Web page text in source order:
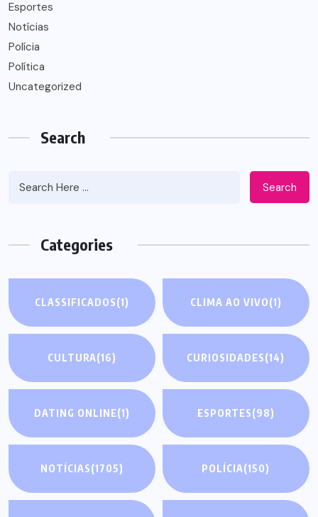
Esportes
Notícias
Polícia
Política
Uncategorized
Search
Search
Categories
CLASSIFICADOS(1) CLIMA AO VIVO(1)
CULTURA(16) CURIOSIDADES(14)
DATING ONLINE(1) ESPORTES(98)
NOTÍCIAS(1705) POLÍCIA(150)